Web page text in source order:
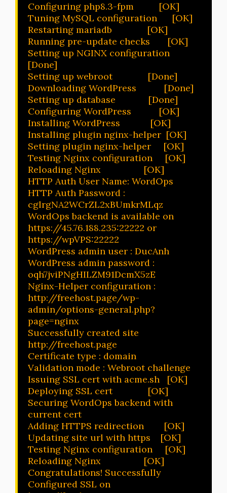
Configuring php8.3-fpm          [OK]
Tuning MySQL configuration      [OK]
Restarting mariadb              [OK]
Running pre-update checks       [OK]
Setting up NGINX configuration
[Done]
Setting up webroot              [Done]
Downloading WordPress           [Done]
Setting up database             [Done]
Configuring WordPress           [OK]
Installing WordPress            [OK]
Installing plugin nginx-helper  [OK]
Setting plugin nginx-helper     [OK]
Testing Nginx configuration     [OK]
Reloading Nginx                 [OK]
HTTP Auth User Name: WordOps
HTTP Auth Password :
cglrgNA2WCrZL2xBUmkrMLqz
WordOps backend is available on
https://45.76.188.235:22222 or
https://wpVPS:22222
WordPress admin user : DucAnh
WordPress admin password :
oqh7jviPNgHILZM91DcmX5zE
Nginx-Helper configuration :
http://freehost.page/wp-
admin/options-general.php?
page=nginx
Successfully created site
http://freehost.page
Certificate type : domain
Validation mode : Webroot challenge
Issuing SSL cert with acme.sh   [OK]
Deploying SSL cert              [OK]
Securing WordOps backend with
current cert
Adding HTTPS redirection        [OK]
Updating site url with https    [OK]
Testing Nginx configuration     [OK]
Reloading Nginx                 [OK]
Congratulations! Successfully
Configured SSL on